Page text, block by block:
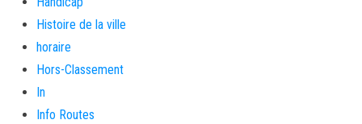
Histoire de la ville
horaire
Hors-Classement
In
Info Routes